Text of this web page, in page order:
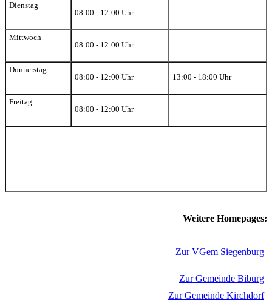
Dienstag
08:00 - 12:00 Uhr
Mittwoch
08:00 - 12:00 Uhr
Donnerstag
08:00 - 12:00 Uhr
13:00 - 18:00 Uhr
Freitag
08:00 - 12:00 Uhr
Weitere Homepages:
Zur VGem Siegenburg
Zur Gemeinde Biburg
Zur Gemeinde Kirchdorf